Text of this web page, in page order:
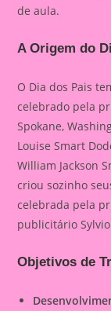
de aula.
A Origem do
O Dia dos Pais
celebrado pela
Spokane,
Louise Smart
William Jackson
criou sozinho
celebrada pela
publicitário
Objetivos de